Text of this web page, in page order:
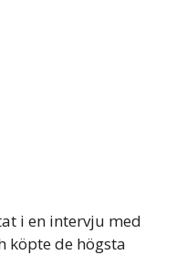
i en intervju med
köpte de högsta